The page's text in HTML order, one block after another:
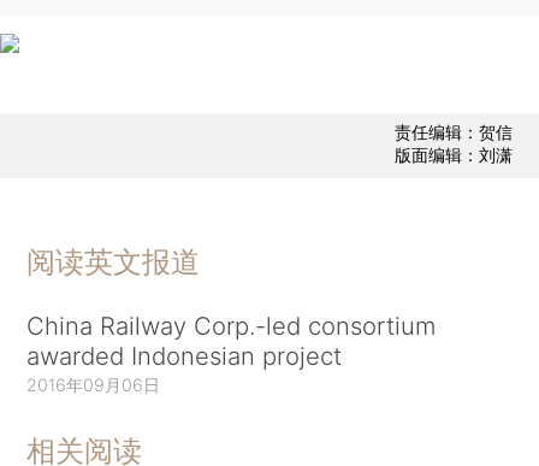
责任编辑：贺信
版面编辑：刘潇
阅读英文报道
China Railway Corp.-led consortium
awarded Indonesian project
2016年09月06日
相关阅读